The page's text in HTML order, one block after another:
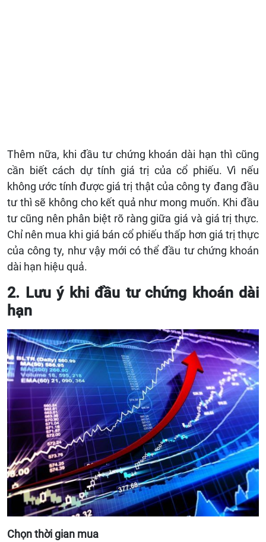
Thêm nữa, khi đầu tư chứng khoán dài hạn thì cũng
cần biết cách dự tính giá trị của cổ phiếu. Vì nếu
không ước tính được giá trị thật của công ty đang đầu
tư thì sẽ không cho kết quả như mong muốn. Khi đầu
tư cũng nên phân biệt rõ ràng giữa giá và giá trị thực.
Chỉ nên mua khi giá bán cổ phiếu thấp hơn giá trị thực
của công ty, như vậy mới có thể đầu tư chứng khoán
dài hạn hiệu quả.
2. Lưu ý khi đầu tư chứng khoán dài
hạn
Chọn thời gian mua